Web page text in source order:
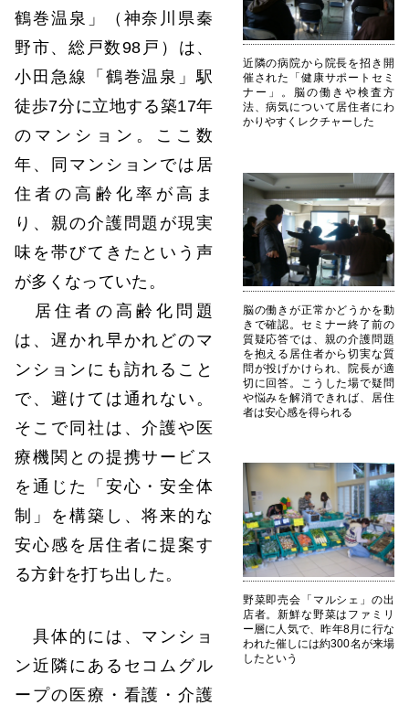
近隣の病院から院長を招き開
催された「健康サポートセミ
ナー」。脳の働きや検査方
法、病気について居住者にわ
かりやすくレクチャーした
脳の働きが正常かどうかを動
きで確認。セミナー終了前の
質疑応答では、親の介護問題
を抱える居住者から切実な質
問が投げかけられ、院長が適
切に回答。こうした場で疑問
や悩みを解消できれば、居住
者は安心感を得られる
野菜即売会「マルシェ」の出
店者。新鮮な野菜はファミリ
ー層に人気で、昨年8月に行な
われた催しには約300名が来場
したという
鶴巻温泉」（神奈川県秦
野市、総戸数98戸）は、
小田急線「鶴巻温泉」駅
徒歩7分に立地する築17年
のマンション。ここ数
年、同マンションでは居
住者の高齢化率が高ま
り、親の介護問題が現実
味を帯びてきたという声
が多くなっていた。
居住者の高齢化問題
は、遅かれ早かれどのマ
ンションにも訪れること
で、避けては通れない。
そこで同社は、介護や医
療機関との提携サービス
を通じた「安心・安全体
制」を構築し、将来的な
安心感を居住者に提案す
る方針を打ち出した。
具体的には、マンショ
ン近隣にあるセコムグル
ープの医療・看護・介護